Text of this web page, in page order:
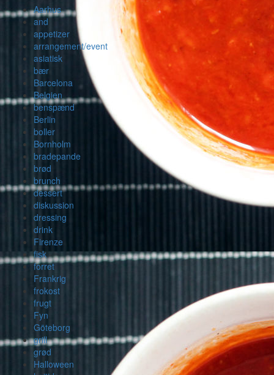
Aarhus
and
appetizer
arrangement/event
asiatisk
bær
Barcelona
Belgien
benspænd
Berlin
boller
Bornholm
bradepande
brød
brunch
dessert
diskussion
dressing
drink
Firenze
fisk
forret
Frankrig
frokost
frugt
Fyn
Göteborg
grill
grød
Halloween